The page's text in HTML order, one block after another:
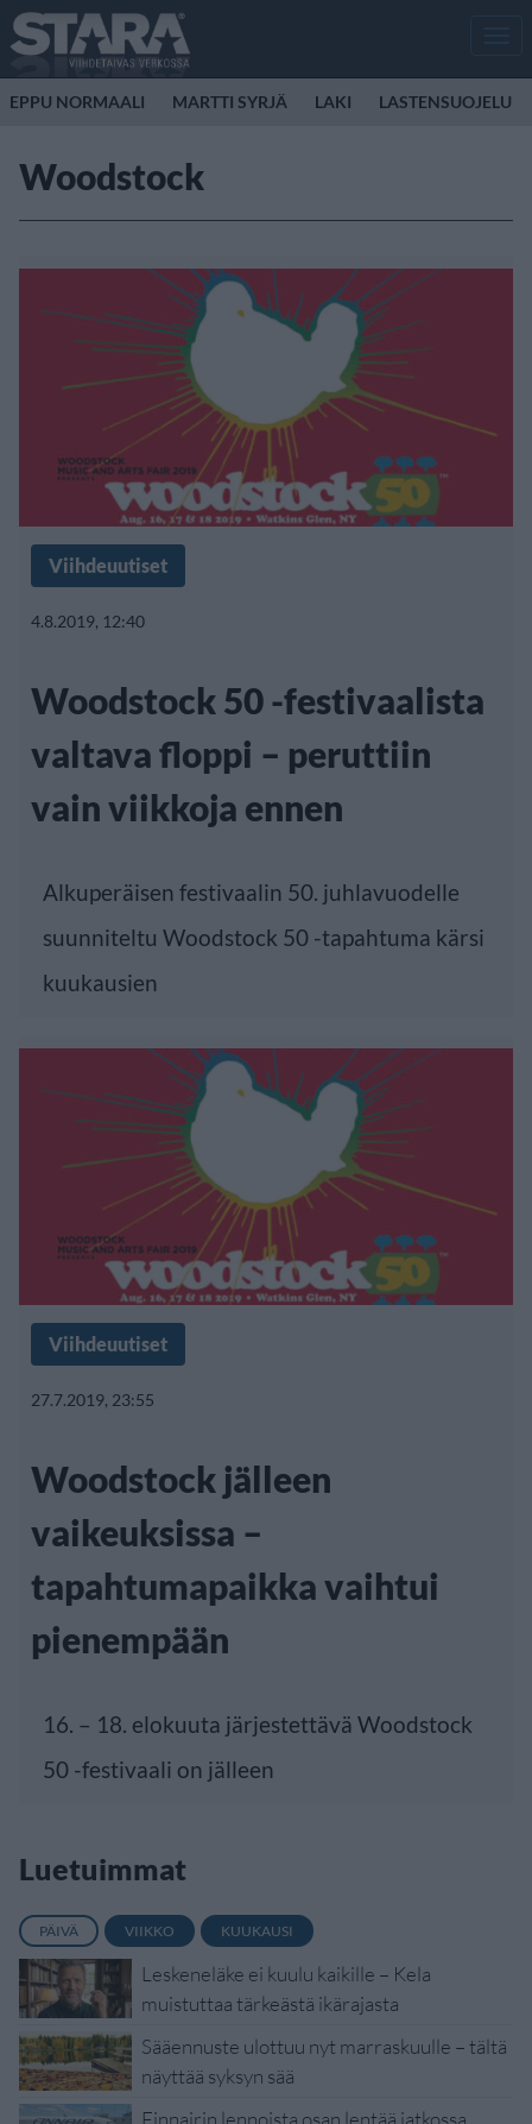
EPPU NORMAALI MARTTI SYRJÄ LAKI LASTENSUOJELU
Woodstock
Viihdeuutiset
4.8.2019, 12:40
Woodstock 50 -festivaalista
valtava floppi – peruttiin
vain viikkoja ennen
Alkuperäisen festivaalin 50. juhlavuodelle
suunniteltu Woodstock 50 -tapahtuma kärsi
kuukausien
Viihdeuutiset
27.7.2019, 23:55
Woodstock jälleen
vaikeuksissa –
tapahtumapaikka vaihtui
pienempään
16. – 18. elokuuta järjestettävä Woodstock
50 -festivaali on jälleen
Luetuimmat
PÄIVÄ VIIKKO KUUKAUSI
Leskeneläke ei kuulu kaikille – Kela
muistuttaa tärkeästä ikärajasta
Sääennuste ulottuu nyt marraskuulle – tältä
näyttää syksyn sää